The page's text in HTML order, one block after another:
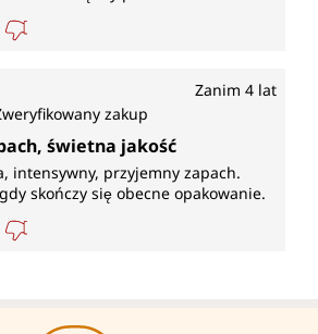
Zanim 4 lat
5 gwiazdek
zakup
świetna jakość
intensywny, przyjemny zapach.
skończy się obecne opakowanie.